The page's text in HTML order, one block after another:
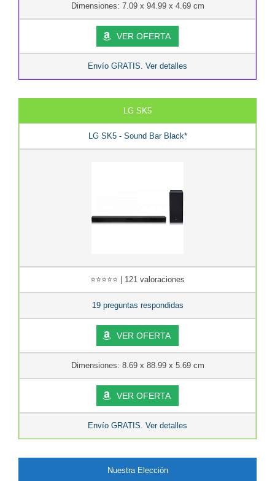
Dimensiones: 7.09 x 94.99 x 4.69 cm
VER OFERTA
Envío GRATIS. Ver detalles
LG SK5
LG SK5 - Sound Bar Black*
⭐⭐⭐⭐⭐ | 121 valoraciones
19 preguntas respondidas
VER OFERTA
Dimensiones: 8.69 x 88.99 x 5.69 cm
VER OFERTA
Envío GRATIS. Ver detalles
Nuestra Elección